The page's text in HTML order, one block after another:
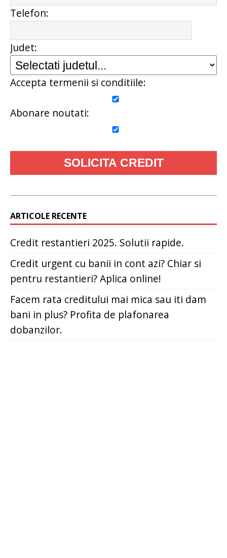
Telefon:
Judet:
Accepta termenii si conditiile:
Abonare noutati:
ARTICOLE RECENTE
Credit restantieri 2025. Solutii rapide.
Credit urgent cu banii in cont azi? Chiar si
pentru restantieri? Aplica online!
Facem rata creditului mai mica sau iti dam
bani in plus? Profita de plafonarea
dobanzilor.